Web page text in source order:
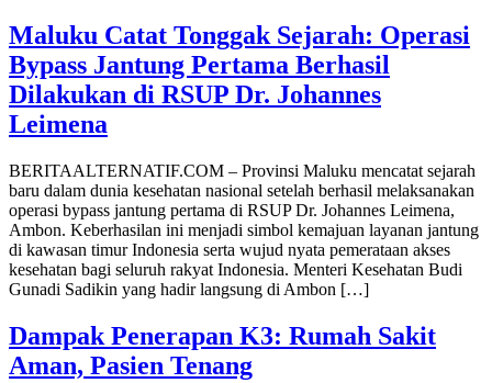
Maluku Catat Tonggak Sejarah: Operasi
Bypass Jantung Pertama Berhasil
Dilakukan di RSUP Dr. Johannes
Leimena
BERITAALTERNATIF.COM – Provinsi Maluku mencatat sejarah
baru dalam dunia kesehatan nasional setelah berhasil melaksanakan
operasi bypass jantung pertama di RSUP Dr. Johannes Leimena,
Ambon. Keberhasilan ini menjadi simbol kemajuan layanan jantung
di kawasan timur Indonesia serta wujud nyata pemerataan akses
kesehatan bagi seluruh rakyat Indonesia. Menteri Kesehatan Budi
Gunadi Sadikin yang hadir langsung di Ambon […]
Dampak Penerapan K3: Rumah Sakit
Aman, Pasien Tenang